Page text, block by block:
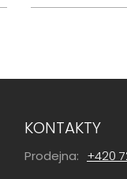
KONTAKTY
Prodejna: +420